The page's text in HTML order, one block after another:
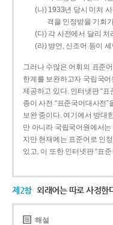
(나) 1933년 당시 미처
격을 인정받을 기회
(다) 각 사전에서 달리 처
(라) 방언, 신조어 등이
그러나 수많은 어휘의 표준
한계를 보완하고자 국립국
제공하고 있다. 인터넷판 “
종이 사전 “표준국어대사전
보완 중이다. 여기에서 방대
만 아니라 국립국어원에서
지만 현재에는 표준어로 인
있고, 이 또한 인터넷판 “표
제2항 외래어는 따로 사정한
해설